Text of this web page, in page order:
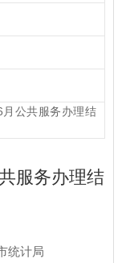
公共服务办理结
服务办理结
统计局